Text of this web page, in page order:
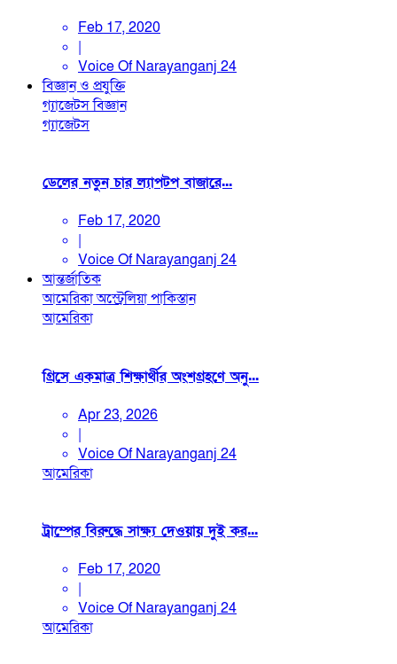
Feb 17, 2020
|
Voice Of Narayanganj 24
বিজ্ঞান ও প্রযুক্তি
গ্যাজেটসবিজ্ঞান
গ্যাজেটস
ডেলের নতুন চার ল্যাপটপ বাজারে...
Feb 17, 2020
|
Voice Of Narayanganj 24
আন্তর্জাতিক
আমেরিকাঅস্ট্রেলিয়াপাকিস্তান
আমেরিকা
গ্রিসে একমাত্র শিক্ষার্থীর অংশগ্রহণে অনু...
Apr 23, 2026
|
Voice Of Narayanganj 24
আমেরিকা
ট্রাম্পের বিরুদ্ধে সাক্ষ্য দেওয়ায় দুই কর...
Feb 17, 2020
|
Voice Of Narayanganj 24
আমেরিকা